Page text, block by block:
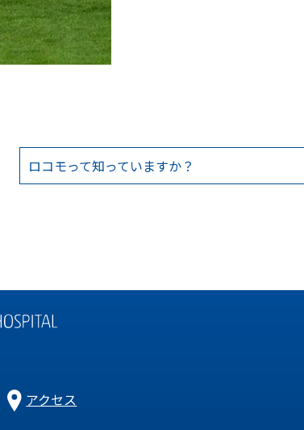
ロコモって知っていますか？
アクセス